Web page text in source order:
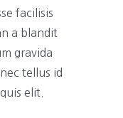
facilisis
a blandit
gravida
tellus id
elit.